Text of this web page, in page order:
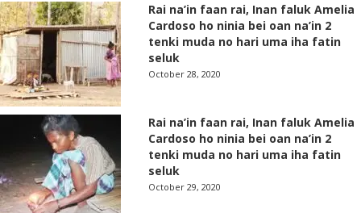
Rai na’in faan rai, Inan faluk Amelia
Cardoso ho ninia bei oan na’in 2
tenki muda no hari uma iha fatin
seluk
October 28, 2020
Rai na’in faan rai, Inan faluk Amelia
Cardoso ho ninia bei oan na’in 2
tenki muda no hari uma iha fatin
seluk
October 29, 2020